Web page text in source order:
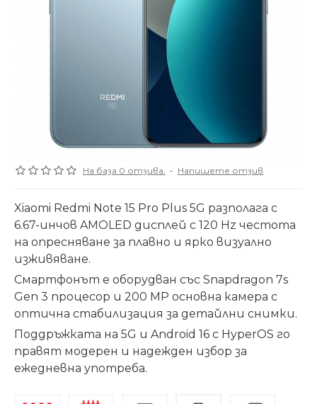
На база 0 отзива. - Напишете отзив
Xiaomi Redmi Note 15 Pro Plus 5G разполага с
6.67-инчов AMOLED дисплей с 120 Hz честота
на опресняване за плавно и ярко визуално
изживяване.
Смартфонът е оборудван със Snapdragon 7s
Gen 3 процесор и 200 MP основна камера с
оптична стабилизация за детайлни снимки.
Поддръжката на 5G и Android 16 с HyperOS го
правят модерен и надежден избор за
ежедневна употреба.